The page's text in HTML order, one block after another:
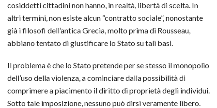
cosiddetti cittadini non hanno, in realtà, libertà di scelta. In
altri termini, non esiste alcun “contratto sociale”, nonostante
già i filosofi dell’antica Grecia, molto prima di Rousseau,
abbiano tentato di giustificare lo Stato su tali basi.
Il problema è che lo Stato pretende per se stesso il monopolio
dell’uso della violenza, a cominciare dalla possibilità di
comprimere a piacimento il diritto di proprietà degli individui.
Sotto tale imposizione, nessuno può dirsi veramente libero.